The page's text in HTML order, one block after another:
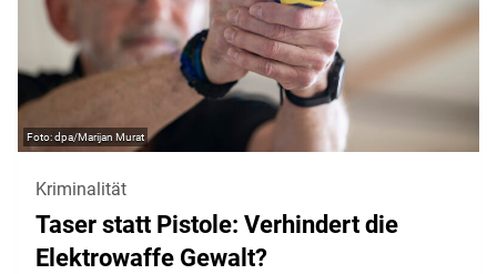
dpa/Marijan Murat
Kriminalität
Taser statt Pistole: Verhindert die
Elektrowaffe Gewalt?